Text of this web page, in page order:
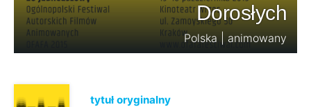
Dorosłych
Polska | animowany
tytuł oryginalny